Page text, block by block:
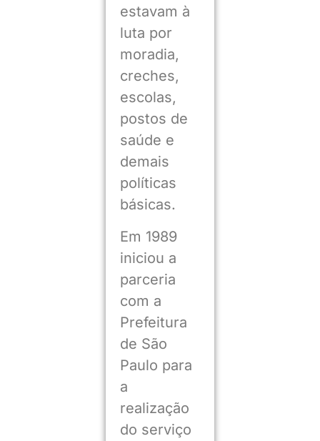
estavam à
luta por
moradia,
creches,
escolas,
postos de
saúde e
demais
políticas
básicas.
Em 1989
iniciou a
parceria
com a
Prefeitura
de São
Paulo para
a
realização
do serviço